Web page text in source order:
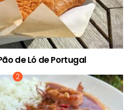
de Ló de Portugal